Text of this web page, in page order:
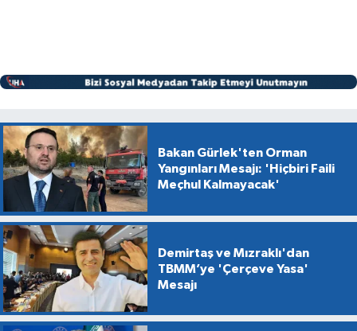
Bakan Gürlek'ten Orman
Yangınları Mesajı: 'Hiçbiri Faili
Meçhul Kalmayacak'
Demirtaş ve Mızraklı'dan
TBMM’ye 'Çerçeve Yasa'
Mesajı